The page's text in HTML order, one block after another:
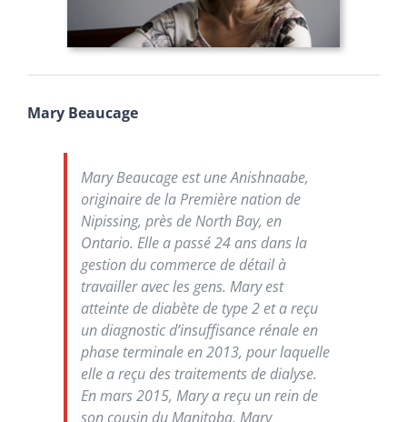
Mary Beaucage
Mary Beaucage est une Anishnaabe,
originaire de la Première nation de
Nipissing, près de North Bay, en
Ontario. Elle a passé 24 ans dans la
gestion du commerce de détail à
travailler avec les gens. Mary est
atteinte de diabète de type 2 et a reçu
un diagnostic d’insuffisance rénale en
phase terminale en 2013, pour laquelle
elle a reçu des traitements de dialyse.
En mars 2015, Mary a reçu un rein de
son cousin du Manitoba. Mary